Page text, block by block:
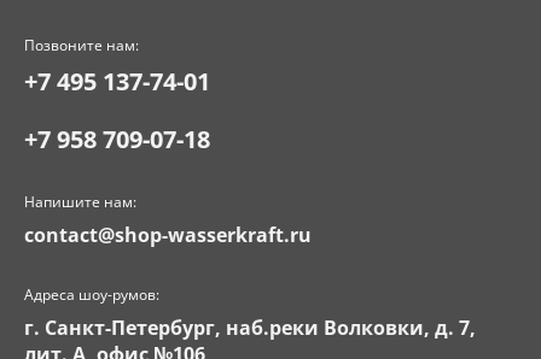
Позвоните нам:
+7 495 137-74-01
+7 958 709-07-18
Напишите нам:
contact@shop-wasserkraft.ru
Адреса шоу-румов:
г. Санкт-Петербург, наб.реки Волковки, д. 7,